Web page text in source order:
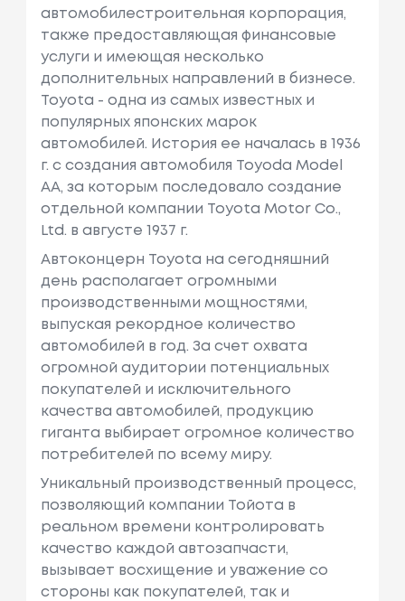
автомобилестроительная корпорация,
также предоставляющая финансовые
услуги и имеющая несколько
дополнительных направлений в бизнесе.
Toyota - одна из самых известных и
популярных японских марок
автомобилей. История ее началась в 1936
г. с создания автомобиля Toyoda Model
AA, за которым последовало создание
отдельной компании Toyota Motor Co.,
Ltd. в августе 1937 г.
Автоконцерн Toyota на сегодняшний
день располагает огромными
производственными мощностями,
выпуская рекордное количество
автомобилей в год. За счет охвата
огромной аудитории потенциальных
покупателей и исключительного
качества автомобилей, продукцию
гиганта выбирает огромное количество
потребителей по всему миру.
Уникальный производственный процесс,
позволяющий компании Тойота в
реальном времени контролировать
качество каждой автозапчасти,
вызывает восхищение и уважение со
стороны как покупателей, так и